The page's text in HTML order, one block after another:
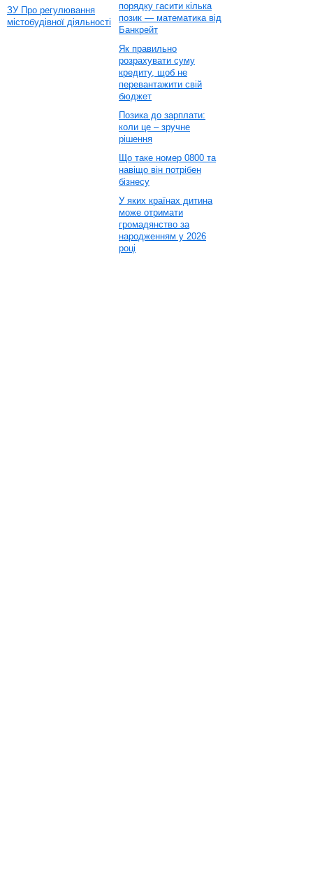
ЗУ Про регулювання
містобудівної діяльності
порядку гасити кілька
позик — математика від
Банкрейт
Як правильно
розрахувати суму
кредиту, щоб не
перевантажити свій
бюджет
Позика до зарплати:
коли це – зручне
рішення
Що таке номер 0800 та
навіщо він потрібен
бізнесу
У яких країнах дитина
може отримати
громадянство за
народженням у 2026
році